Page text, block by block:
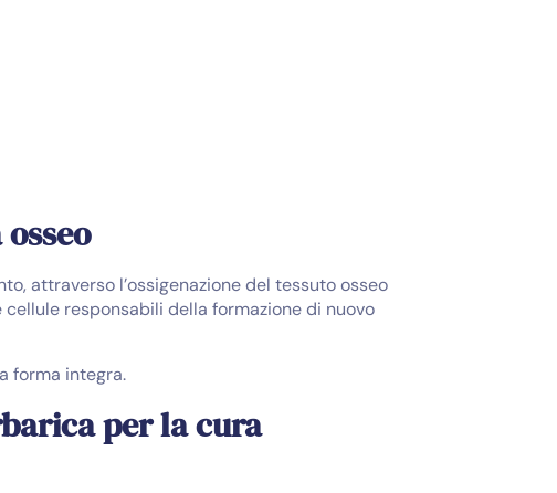
attraverso l’ossigenazione del tessuto osseo
responsabili della formazione di nuovo
forma integra.
per la cura